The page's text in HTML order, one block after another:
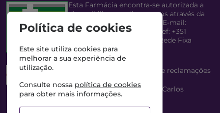
Esta Farmácia encontra-se autorizada a
disponibilizar medicamentos através da
Internet, pelo Infarmed, I.P. E-mail:
infarmed@infarmed.pt
| Telef: +351
217987100 (Chamada para Rede Fixa
Nacional)
Esta Farmácia dispõe de livro de reclamações
Director Técnico e Proprietário: António Carlos
Saraiva Cabral Costa
Política de cookies
Este site utiliza cookies para
melhorar a sua experiência de
utilização.
Consulte nossa política de cookies
para obter mais informações.